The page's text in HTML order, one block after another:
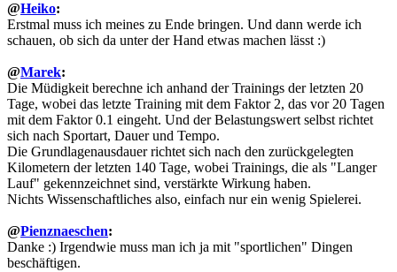
@Heiko:
Erstmal muss ich meines zu Ende bringen. Und dann werde ich
schauen, ob sich da unter der Hand etwas machen lässt :)
@Marek:
Die Müdigkeit berechne ich anhand der Trainings der letzten 20
Tage, wobei das letzte Training mit dem Faktor 2, das vor 20 Tagen
mit dem Faktor 0.1 eingeht. Und der Belastungswert selbst richtet
sich nach Sportart, Dauer und Tempo.
Die Grundlagenausdauer richtet sich nach den zurückgelegten
Kilometern der letzten 140 Tage, wobei Trainings, die als "Langer
Lauf" gekennzeichnet sind, verstärkte Wirkung haben.
Nichts Wissenschaftliches also, einfach nur ein wenig Spielerei.
@Pienznaeschen:
Danke :) Irgendwie muss man ich ja mit "sportlichen" Dingen
beschäftigen.